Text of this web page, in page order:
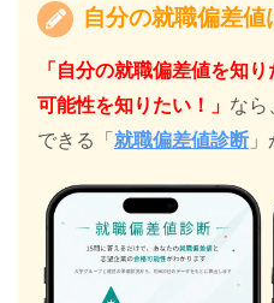
自分の就職偏差値
「自分の就職偏差値を知
可能性を知りたい！」 なら
できる「 就職偏差値診断